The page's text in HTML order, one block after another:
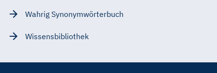
Wahrig Synonymwörterbuch
Wissensbibliothek